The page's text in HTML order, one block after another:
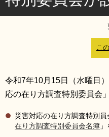
サイトマップ
RSS
こ
令和7年10月15日（水曜日
応の在り方調査特別委員会
災害対応の在り方調査特別員
在り方調査特別委員会名簿